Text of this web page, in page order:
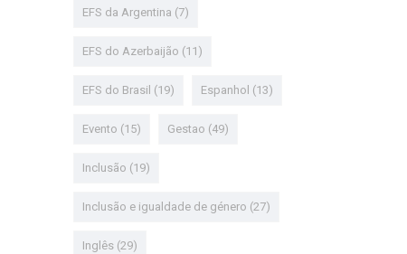
EFS da Argentina (7)
EFS do Azerbaijão (11)
EFS do Brasil (19) Espanhol (13)
Evento (15) Gestao (49)
Inclusão (19)
Inclusão e igualdade de género (27)
Inglês(29)